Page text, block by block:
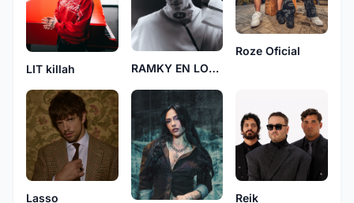
LIT killah RAMKY EN LOS CONTROLES
Roze Oficial
Lasso
Reik